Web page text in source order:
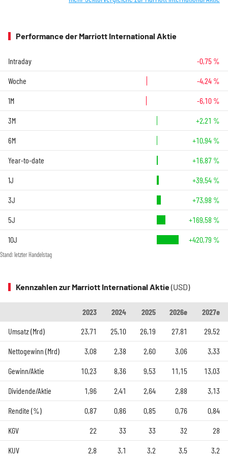
Performance der Marriott International Aktie
Intraday -0,75 %
Woche -4,24 %
1M -6,10 %
3M +2,21 %
6M +10,94 %
Year-to-date +16,87 %
1J +39,54 %
3J +73,98 %
5J +169,58 %
10J +420,79 %
Stand: letzter Handelstag
Kennzahlen zur Marriott International Aktie(USD)
2023 2024 2025 2026e
2027e
Umsatz (Mrd)
23,71 25,10 26,19 27,81 29,52
Nettogewinn (Mrd) 3,08 2,38 2,60 3,06 3,33
Gewinn/Aktie 10,23 8,36 9,53 11,15 13,03
Dividende/Aktie 1,96 2,41 2,64 2,88 3,13
Rendite (%) 0,87 0,86 0,85 0,76 0,84
KGV 22 33 33 32 28
KUV 2,8 3,1 3,2 3,5 3,2